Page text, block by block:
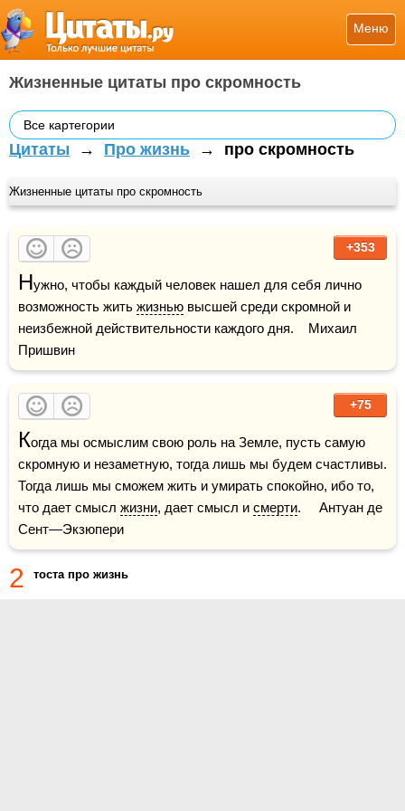
Меню
Жизненные цитаты про скромность
Все картегории
Цитаты → Про жизнь → про скромность
Жизненные цитаты про скромность
+353
Нужно, чтобы каждый человек нашел для себя лично
возможность жить жизнью высшей среди скромной и
неизбежной действительности каждого дня.    Михаил
Пришвин
+75
Когда мы осмыслим свою роль на Земле, пусть самую
скромную и незаметную, тогда лишь мы будем счастливы.
Тогда лишь мы сможем жить и умирать спокойно, ибо то,
что дает смысл жизни, дает смысл и смерти.     Антуан де
Сент—Экзюпери
2 тоста про жизнь